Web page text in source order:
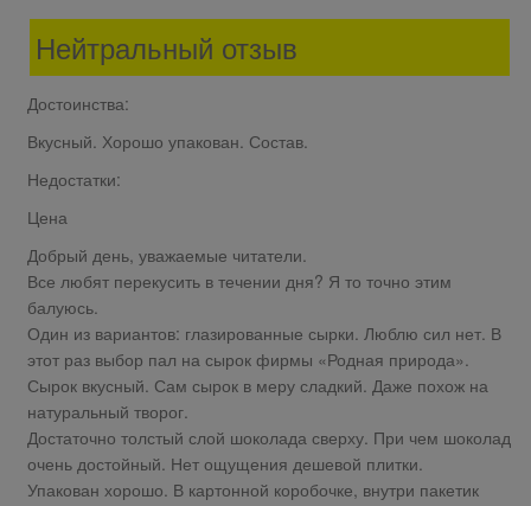
Нейтральный отзыв
Достоинства:
Вкусный. Хорошо упакован. Состав.
Недостатки:
Цена
Добрый день, уважаемые читатели.
Все любят перекусить в течении дня? Я то точно этим
балуюсь.
Один из вариантов: глазированные сырки. Люблю сил нет. В
этот раз выбор пал на сырок фирмы «Родная природа».
Сырок вкусный. Сам сырок в меру сладкий. Даже похож на
натуральный творог.
Достаточно толстый слой шоколада сверху. При чем шоколад
очень достойный. Нет ощущения дешевой плитки.
Упакован хорошо. В картонной коробочке, внутри пакетик